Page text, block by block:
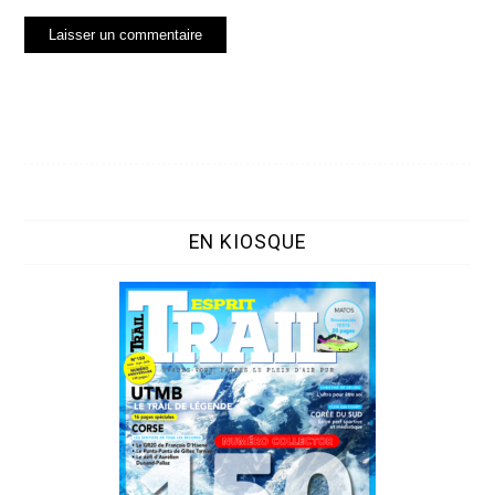
EN KIOSQUE